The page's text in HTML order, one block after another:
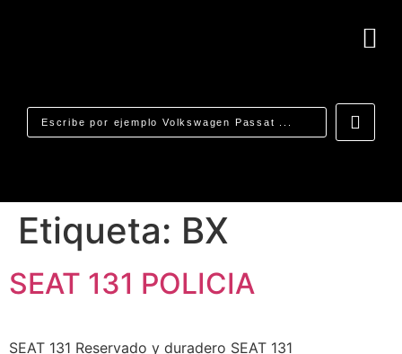
Etiqueta: BX
SEAT 131 POLICIA
SEAT 131 Reservado y duradero SEAT 131